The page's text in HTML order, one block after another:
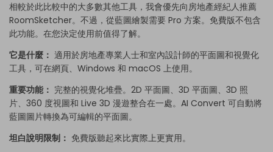
相較於此比較中的大多數其他工具，我會優先向房地產經紀人推薦
RoomSketcher。不過，從藍圖繪製需要 Pro 方案。免費版不包含
此功能。在您決定使用前值得了解。
它是什麼： 適用於房地產專業人士和室內設計師的平面圖和視覺化
工具，可在網頁、Windows 和 macOS 上使用。
重要功能： 完整的視覺化堆疊。2D 平面圖、3D 平面圖、3D 照
片、360 度視圖和 Live 3D 漫遊整合在一處。AI Convert 可自動將
藍圖圖片轉換為可編輯的平面圖。
坦白說明限制： 免費版聽起來比實際上更實用。